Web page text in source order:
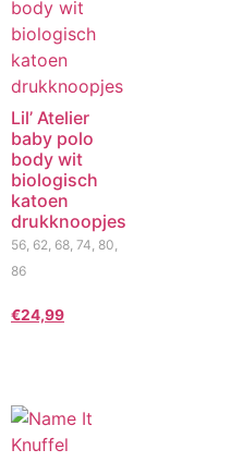
Lil’ Atelier
baby polo
body wit
biologisch
katoen
drukknoopjes
56, 62, 68, 74, 80,
86
€24,99